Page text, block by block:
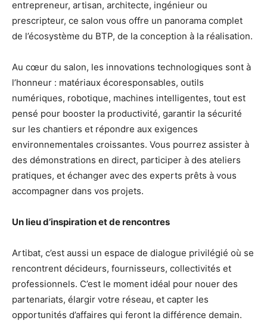
entrepreneur, artisan, architecte, ingénieur ou
prescripteur, ce salon vous offre un panorama complet
de l’écosystème du BTP, de la conception à la réalisation.
Au cœur du salon, les innovations technologiques sont à
l’honneur : matériaux écoresponsables, outils
numériques, robotique, machines intelligentes, tout est
pensé pour booster la productivité, garantir la sécurité
sur les chantiers et répondre aux exigences
environnementales croissantes. Vous pourrez assister à
des démonstrations en direct, participer à des ateliers
pratiques, et échanger avec des experts prêts à vous
accompagner dans vos projets.
Un lieu d’inspiration et de rencontres
Artibat, c’est aussi un espace de dialogue privilégié où se
rencontrent décideurs, fournisseurs, collectivités et
professionnels. C’est le moment idéal pour nouer des
partenariats, élargir votre réseau, et capter les
opportunités d’affaires qui feront la différence demain.